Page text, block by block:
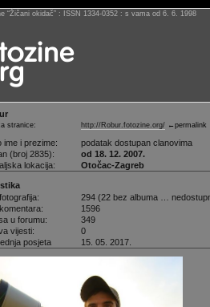
“Žičani okidač” : ISSN 1334-0352 : s vama od 6. 6. 1998
stranice: http://Robur.fotozine.org/ ←permalink
ime i prezime:
podatak dostupan clanovima
(broj 2835):
od 18. 12. 2007.
lokacija:
Otočac-Zagreb
294 (22 bez albuma …
1596
u forumu:
349
vijesti:
0
posjeta
15. 05. 2017.